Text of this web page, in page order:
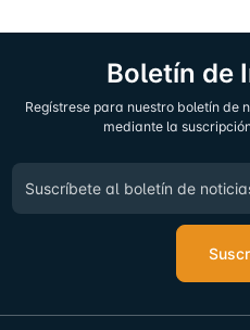
Boletín de
Regístrese para nuestro boletín
mediante la